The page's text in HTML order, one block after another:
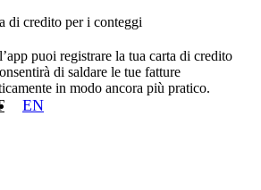
di credito per i conteggi
puoi registrare la tua carta di credito
di saldare le tue fatture
in modo ancora più pratico.
EN